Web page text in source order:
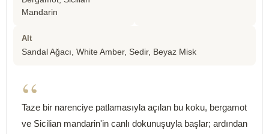
Mandarin
Alt
Sandal Ağacı, White Amber, Sedir, Beyaz Misk
“
Taze bir narenciye patlamasıyla açılan bu koku, bergamot
ve Sicilian mandarin'in canlı dokunuşuyla başlar; ardından